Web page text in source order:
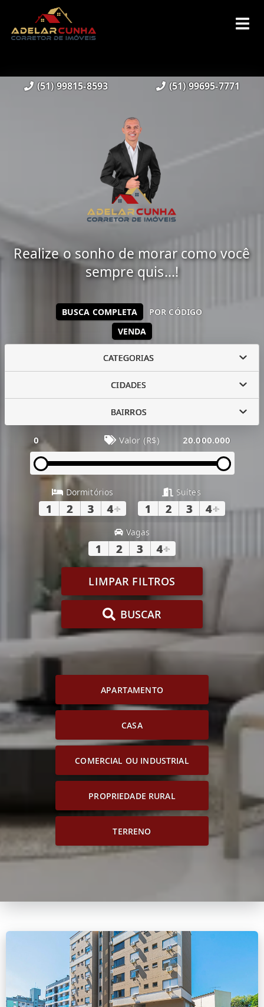
(51) 99815-8593 (51) 99695-7771
Realize o sonho de morar como você
sempre quis...!
VENDA
BUSCA COMPLETA POR CÓDIGO
CATEGORIAS
CIDADES
BAIRROS
0 Valor (R$) 20.000.000
Dormitórios
1 2 3 4+
Suítes
1 2 3 4+
Vagas
1 2 3 4+
LIMPAR FILTROS
BUSCAR
APARTAMENTO
CASA
COMERCIAL OU INDUSTRIAL
PROPRIEDADE RURAL
TERRENO